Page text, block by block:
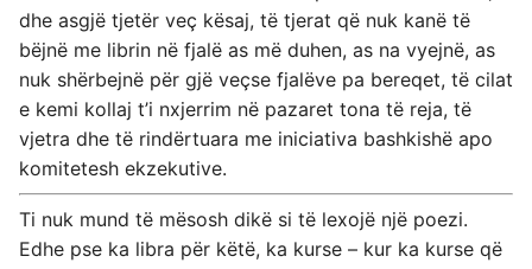
dhe asgjë tjetër veç kësaj, të tjerat që nuk kanë të
bëjnë me librin në fjalë as më duhen, as na vyejnë, as
nuk shërbejnë për gjë veçse fjalëve pa bereqet, të cilat
e kemi kollaj t’i nxjerrim në pazaret tona të reja, të
vjetra dhe të rindërtuara me iniciativa bashkishë apo
komitetesh ekzekutive.
Ti nuk mund të mësosh dikë si të lexojë një poezi.
Edhe pse ka libra për këtë, ka kurse – kur ka kurse që